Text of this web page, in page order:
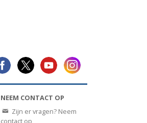
NEEM CONTACT OP
Zijn er vragen? Neem
contact op